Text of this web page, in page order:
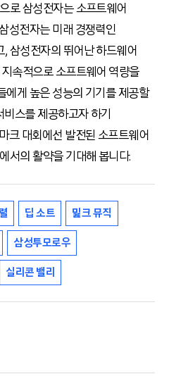
로 삼성전자는 소프트웨어
성전자는 미래 경쟁력인
삼성전자의 뛰어난 하드웨어
속적으로 소프트웨어 역량을
에게 높은 성능의 기기를 제공할
스를 제공하고자 하기
크 대회에선 발전된 소프트웨어
서의 활약을 기대해 봅니다.
딥 소트 밅크 뮤직
삼성투모로우
실리콘 밸리